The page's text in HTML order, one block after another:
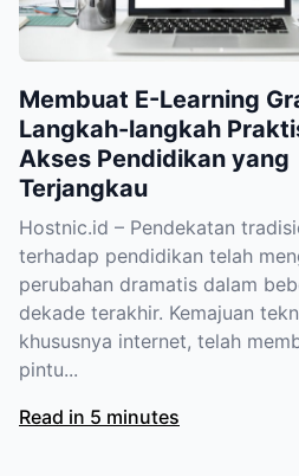
Membuat E-Learning
Langkah-langkah
Akses Pendidikan yang
Terjangkau
Hostnic.id – Pendekatan
terhadap pendidikan telah
perubahan dramatis dalam
dekade terakhir. Kemajuan
khususnya internet, telah
pintu...
Read in 5 minutes